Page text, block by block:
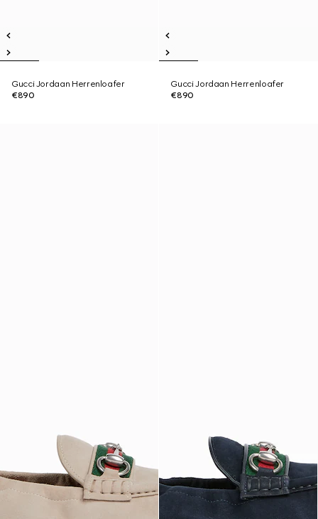
Gucci Jordaan Herrenloafer
€890
Gucci Jordaan Herrenloafer
€890